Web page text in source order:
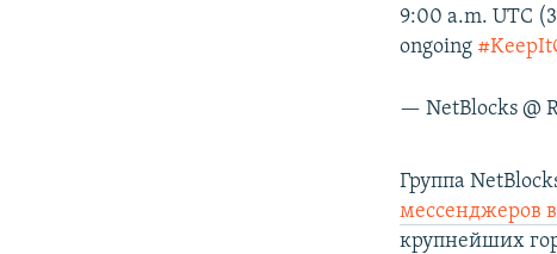
9:00 a.m. UTC
ongoing
— NetBlocks @
Группа
мессенджеров
крупнейших